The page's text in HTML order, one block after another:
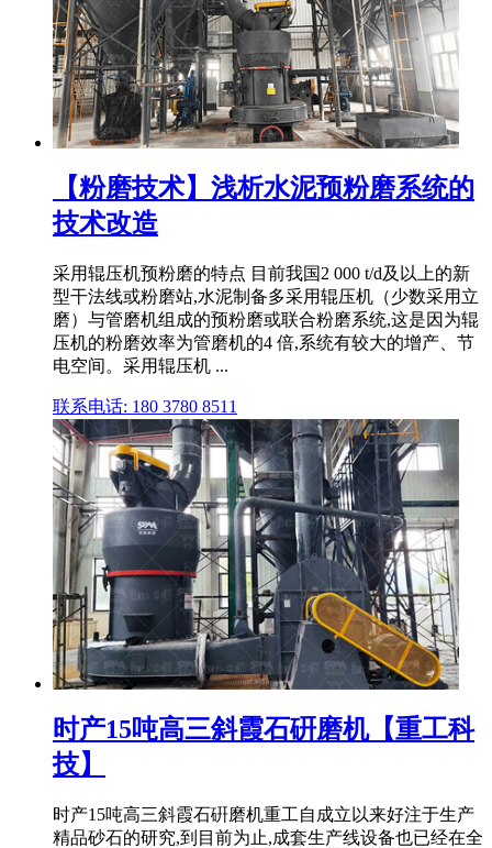
【粉磨技术】浅析水泥预粉磨系统的
技术改造
采用辊压机预粉磨的特点 目前我国2 000 t/d及以上的新
型干法线或粉磨站,水泥制备多采用辊压机（少数采用立
磨）与管磨机组成的预粉磨或联合粉磨系统,这是因为辊
压机的粉磨效率为管磨机的4 倍,系统有较大的增产、节
电空间。采用辊压机 ...
联系电话: 180 3780 8511
时产15吨高三斜霞石硏磨机【重工科
技】
时产15吨高三斜霞石硏磨机重工自成立以来好注于生产
精品砂石的研究,到目前为止,成套生产线设备也已经在全